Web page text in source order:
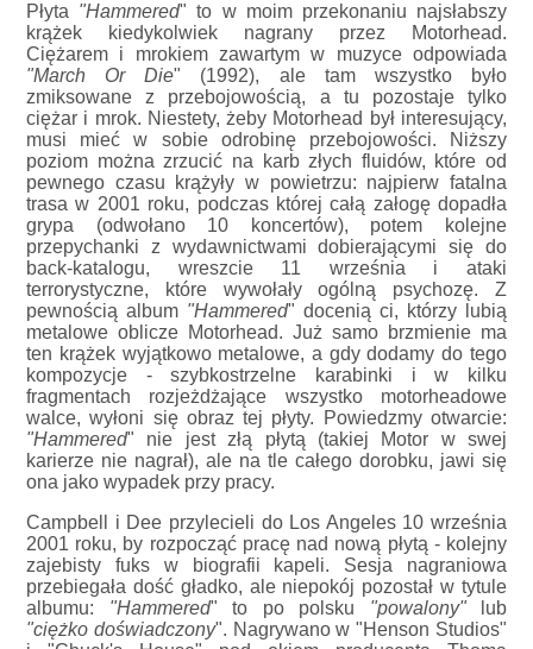
Płyta "Hammered" to w moim przekonaniu najsłabszy
krążek kiedykolwiek nagrany przez Motorhead.
Ciężarem i mrokiem zawartym w muzyce odpowiada
"March Or Die" (1992), ale tam wszystko było
zmiksowane z przebojowością, a tu pozostaje tylko
ciężar i mrok. Niestety, żeby Motorhead był interesujący,
musi mieć w sobie odrobinę przebojowości. Niższy
poziom można zrzucić na karb złych fluidów, które od
pewnego czasu krążyły w powietrzu: najpierw fatalna
trasa w 2001 roku, podczas której całą załogę dopadła
grypa (odwołano 10 koncertów), potem kolejne
przepychanki z wydawnictwami dobierającymi się do
back-katalogu, wreszcie 11 września i ataki
terrorystyczne, które wywołały ogólną psychozę. Z
pewnością album "Hammered" docenią ci, którzy lubią
metalowe oblicze Motorhead. Już samo brzmienie ma
ten krążek wyjątkowo metalowe, a gdy dodamy do tego
kompozycje - szybkostrzelne karabinki i w kilku
fragmentach rozjeżdżające wszystko motorheadowe
walce, wyłoni się obraz tej płyty. Powiedzmy otwarcie:
"Hammered" nie jest złą płytą (takiej Motor w swej
karierze nie nagrał), ale na tle całego dorobku, jawi się
ona jako wypadek przy pracy.
Campbell i Dee przylecieli do Los Angeles 10 września
2001 roku, by rozpocząć pracę nad nową płytą - kolejny
zajebisty fuks w biografii kapeli. Sesja nagraniowa
przebiegała dość gładko, ale niepokój pozostał w tytule
albumu: "Hammered" to po polsku "powalony"lub
"ciężko doświadczony". Nagrywano w "Henson Studios"